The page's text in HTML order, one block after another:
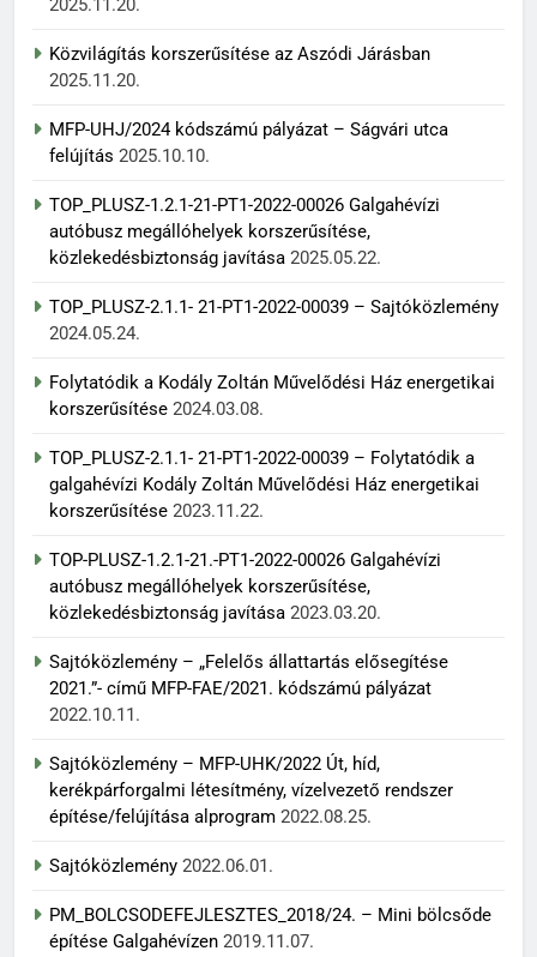
2025.11.20.
Közvilágítás korszerűsítése az Aszódi Járásban
2025.11.20.
MFP-UHJ/2024 kódszámú pályázat – Ságvári utca
felújítás 2025.10.10.
TOP_PLUSZ-1.2.1-21-PT1-2022-00026 Galgahévízi
autóbusz megállóhelyek korszerűsítése,
közlekedésbiztonság javítása 2025.05.22.
TOP_PLUSZ-2.1.1- 21-PT1-2022-00039 – Sajtóközlemény
2024.05.24.
Folytatódik a Kodály Zoltán Művelődési Ház energetikai
korszerűsítése 2024.03.08.
TOP_PLUSZ-2.1.1- 21-PT1-2022-00039 – Folytatódik a
galgahévízi Kodály Zoltán Művelődési Ház energetikai
korszerűsítése 2023.11.22.
TOP-PLUSZ-1.2.1-21.-PT1-2022-00026 Galgahévízi
autóbusz megállóhelyek korszerűsítése,
közlekedésbiztonság javítása 2023.03.20.
Sajtóközlemény – „Felelős állattartás elősegítése
2021.”- című MFP-FAE/2021. kódszámú pályázat
2022.10.11.
Sajtóközlemény – MFP-UHK/2022 Út, híd,
kerékpárforgalmi létesítmény, vízelvezető rendszer
építése/felújítása alprogram 2022.08.25.
Sajtóközlemény 2022.06.01.
PM_BOLCSODEFEJLESZTES_2018/24. – Mini bölcsőde
építése Galgahévízen 2019.11.07.